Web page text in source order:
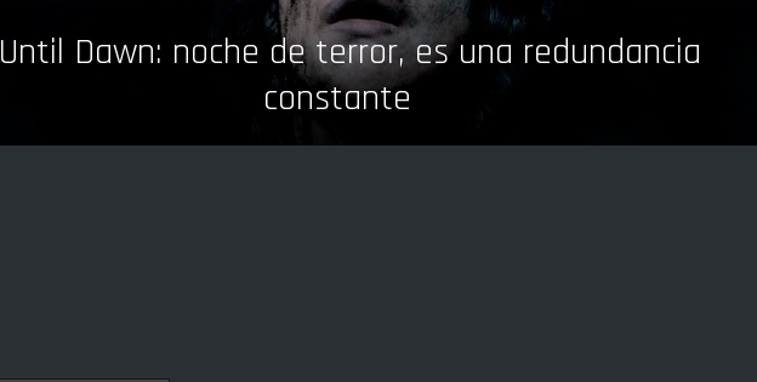
Until Dawn: noche de terror, es una redundancia
constante